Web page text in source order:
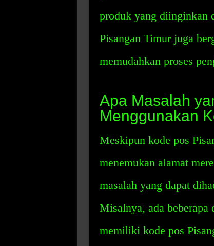
produk yang diinginkan
Pisangan Timur juga
memudahkan proses
Apa Masalah
Menggunakan
Meskipun kode pos
menemukan alamat
masalah yang dapat
Misalnya, ada
memiliki kode pos